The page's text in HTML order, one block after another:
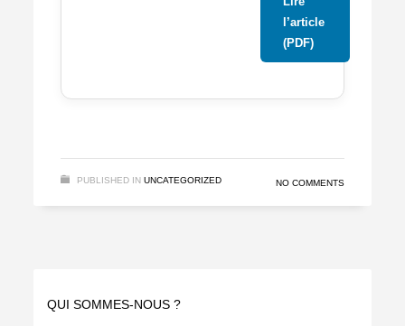
l’article
(PDF)
PUBLISHED IN UNCATEGORIZED NO COMMENTS
QUI SOMMES-NOUS ?